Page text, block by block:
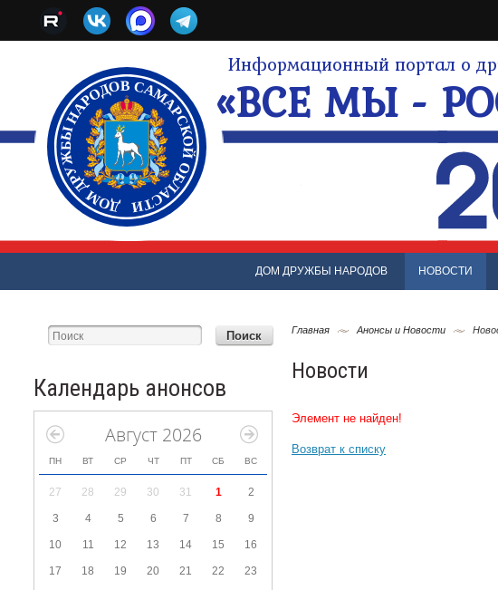
Информационный портал о
«ВСЕ МЫ -
ДОМ ДРУЖБЫ НАРОДОВ НОВОСТИ
Календарь анонсов
Август 2026
ПН ВТ СР ЧТ ПТ СБ ВС
27 28 29 30 31 1 2
3 4 5 6 7 8 9
10 11 12 13 14 15 16
17 18 19 20 21 22 23
Главная Анонсы и Новости
Новости
Элемент не найден!
Возврат к списку